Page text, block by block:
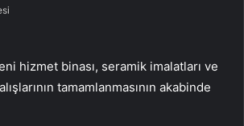
hizmet binası, seramik imalatları ve
tamamlanmasının akabinde